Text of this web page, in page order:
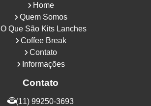
Home
Quem Somos
O Que São Kits Lanches
Coffee Break
Contato
Informações
Contato
(11) 99250-3693